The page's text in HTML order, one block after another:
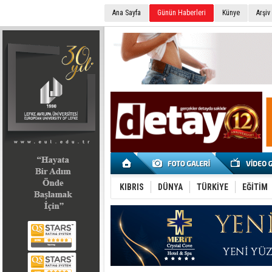
Ana Sayfa Günün Haberleri Künye Arşiv
KIBRIS DÜNYA TÜRKİYE EĞİTİM